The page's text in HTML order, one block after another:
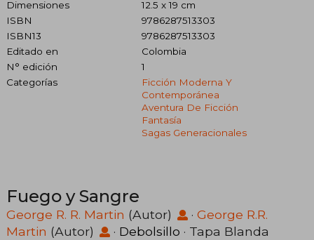
Dimensiones
12.5 x 19 cm
ISBN
9786287513303
ISBN13
9786287513303
Editado en
Colombia
N° edición
1
Categorías
Ficción Moderna Y
Contemporánea
Aventura De Ficción
Fantasía
Sagas Generacionales
Fuego y Sangre
George R. R. Martin (Autor) · George R.R.
Martin (Autor) · Debolsillo · Tapa Blanda